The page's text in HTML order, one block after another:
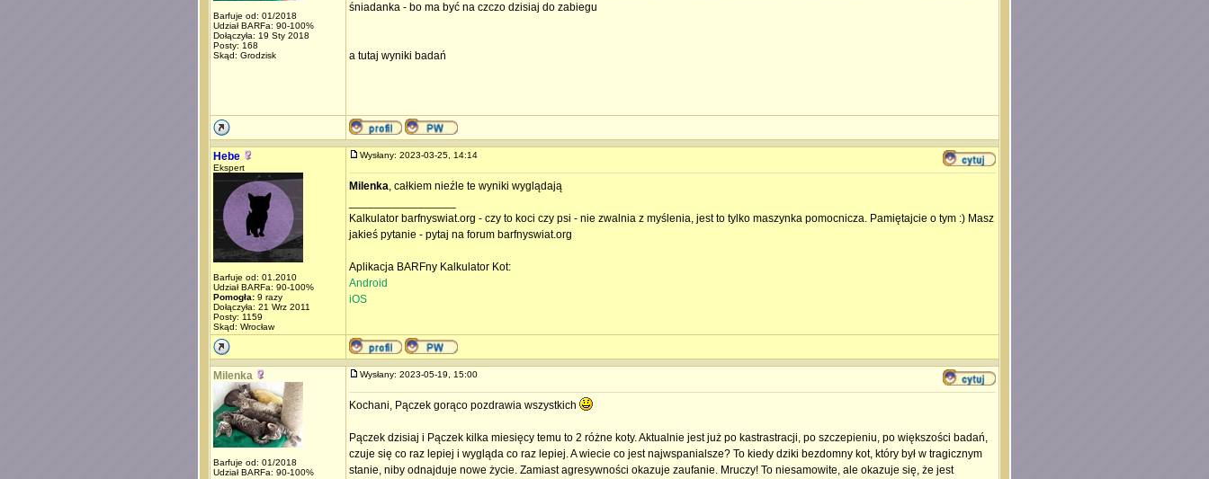
Barfuje od: 01/2018
Udział BARFa: 90-100%
Dołączyła: 19 Sty 2018
Posty: 168
Skąd: Grodzisk
śniadanka - bo ma być na czczo dzisiaj do zabiegu
a tutaj wyniki badań
Hebe
Ekspert
Barfuje od: 01.2010
Udział BARFa: 90-100%
Pomogła: 9 razy
Dołączyła: 21 Wrz 2011
Posty: 1159
Skąd: Wrocław
Wysłany: 2023-03-25, 14:14
Milenka, całkiem nieźle te wyniki wyglądają
Kalkulator barfnyswiat.org - czy to koci czy psi - nie zwalnia z myślenia, jest to tylko maszynka pomocnicza. Pamiętajcie o tym :) Masz
jakieś pytanie - pytaj na forum barfnyswiat.org
Aplikacja BARFny Kalkulator Kot:
Android
iOS
Milenka
Barfuje od: 01/2018
Udział BARFa: 90-100%
Wysłany: 2023-05-19, 15:00
Kochani, Pączek gorąco pozdrawia wszystkich
Pączek dzisiaj i Pączek kilka miesięcy temu to 2 różne koty. Aktualnie jest już po kastrastracji, po szczepieniu, po większości badań,
czuje się co raz lepiej i wygląda co raz lepiej. A wiecie co jest najwspanialsze? To kiedy dziki bezdomny kot, który był w tragicznym
stanie, niby odnajduje nowe życie. Zamiast agresywności okazuje zaufanie. Mruczy! To niesamowite, ale okazuje się, że jest